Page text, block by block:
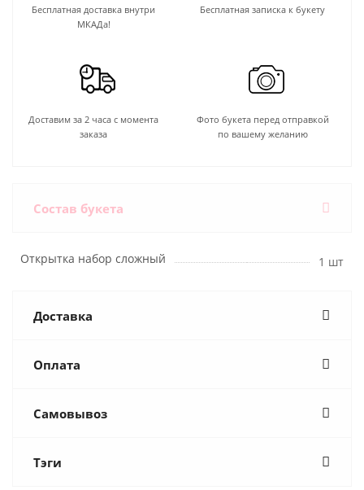
Бесплатная доставка внутри
МКАДа!
Бесплатная записка к букету
Доставим за 2 часа с момента
заказа
Фото букета перед отправкой
по вашему желанию
Состав букета
Открытка набор сложный 1 шт
Доставка
Оплата
Самовывоз
Тэги